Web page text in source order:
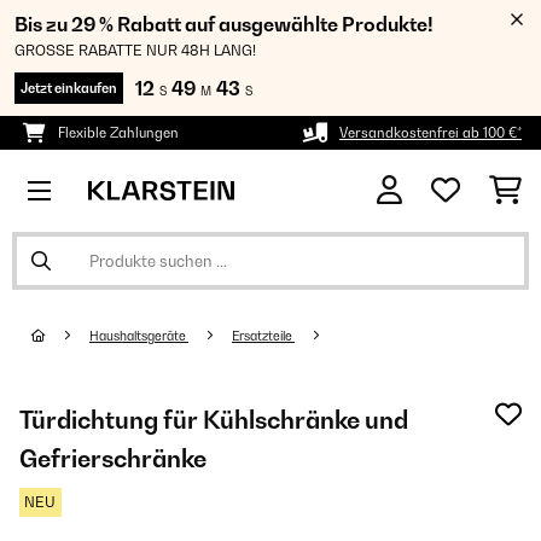
Bis zu 29 % Rabatt auf ausgewählte Produkte!
GROSSE RABATTE NUR 48H LANG!
Jetzt einkaufen 12 S 49 M 41 S
Flexible Zahlungen Versandkostenfrei ab 100 €*
Haushaltsgeräte Ersatzteile
Türdichtung für Kühlschränke und
Gefrierschränke
NEU